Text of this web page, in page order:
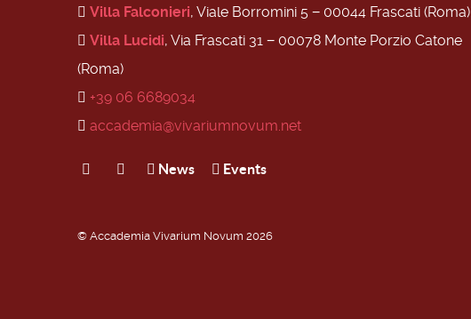
Villa Falconieri, Viale Borromini 5 − 00044 Frascati (Roma)
Villa Lucidi, Via Frascati 31 − 00078 Monte Porzio Catone
(Roma)
+39 06 6689034
accademia@vivariumnovum.net
News Events
© Accademia Vivarium Novum 2026